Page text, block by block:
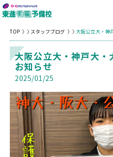
TOP スタッフブログ 大阪公立大・神
大阪公立大・神戸大・
お知らせ
2025/01/25